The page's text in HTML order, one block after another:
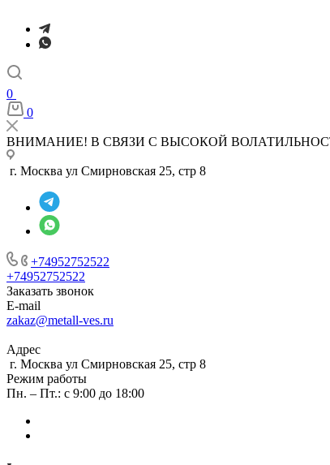
0
0
ВНИМАНИЕ! В СВЯЗИ С ВЫСОКОЙ
г. Москва ул Смирновская 25, стр 8
+74952752522
+74952752522
Заказать звонок
E-mail
zakaz@metall-ves.ru
Адрес
г. Москва ул Смирновская 25, стр 8
Режим работы
Пн. – Пт.: с 9:00 до 18:00